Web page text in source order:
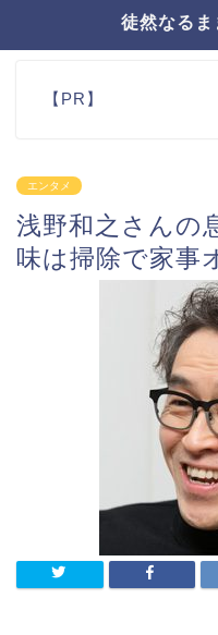
徒然なるま
【PR】
エンタメ
浅野和之さんの
味は掃除で家事